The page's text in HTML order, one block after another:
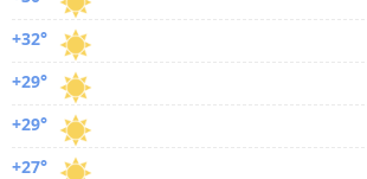
+32°
+29°
+29°
+27°